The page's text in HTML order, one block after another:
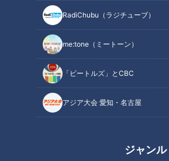
RadiChubu（ラジチューブ）
me:tone（ミートーン）
「ビートルズ」とCBC
アジア大会 愛知・名古屋
ジャンル
現代型栄養失調とは？
栄養不足がもたらす不調「食物繊維」
栄養不足がもたらす不調 「ビタミンA」
栄養不足がもたらす不調「たんぱく質」
栄養不足がもたらす不調「炭水化物」